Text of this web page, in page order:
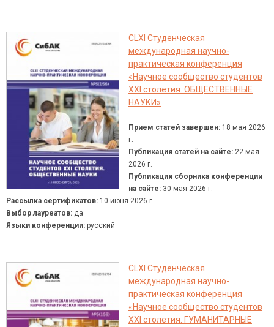
CLXI Студенческая
международная научно-
практическая конференция
«Научное сообщество студентов
XXI столетия. ОБЩЕСТВЕННЫЕ
НАУКИ»
Прием статей завершен: 18 мая 2026
г.
Публикация статей на сайте: 22 мая
2026 г.
Публикация сборника конференции
на сайте: 30 мая 2026 г.
Рассылка сертификатов: 10 июня 2026 г.
Выбор лауреатов: да
Языки конференции: русский
CLXI Студенческая
международная научно-
практическая конференция
«Научное сообщество студентов
XXI столетия. ГУМАНИТАРНЫЕ